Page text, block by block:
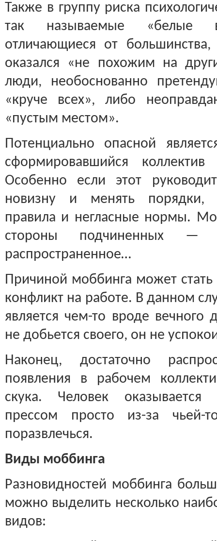
Также в группу риска
так называемые
отличающиеся от
оказался «не похожим на
люди, необоснованно
«круче всех», либо
«пустым местом».
Потенциально опасной
сформировавшийся коллектив
Особенно если этот
новизну и менять порядки,
правила и негласные нормы.
стороны подчиненных —
распространенное…
Причиной моббинга может
конфликт на работе. В данном
является чем-то вроде вечного
не добьется своего, он не
Наконец, достаточно
появления в рабочем
скука. Человек оказывается
прессом просто из-за
поразвлечься.
Виды моббинга
Разновидностей моббинга
можно выделить несколько
видов: